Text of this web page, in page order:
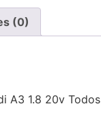
(0)
A3 1.8 20v Todos